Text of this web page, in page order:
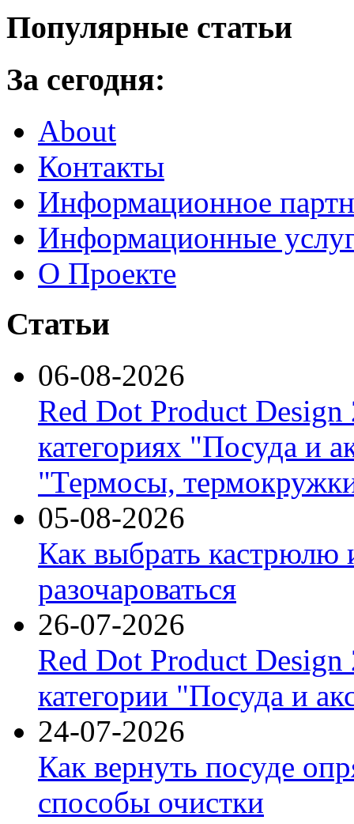
Популярные статьи
За сегодня:
About
Контакты
Информационное
Информационные
О Проекте
Статьи
06-08-2026
Red Dot Product Design
категориях "Посуда и
"Термосы,
05-08-2026
Как выбрать кастрюлю
разочароваться
26-07-2026
Red Dot Product Design
категории "Посуда и
24-07-2026
Как вернуть посуде
способы очистки